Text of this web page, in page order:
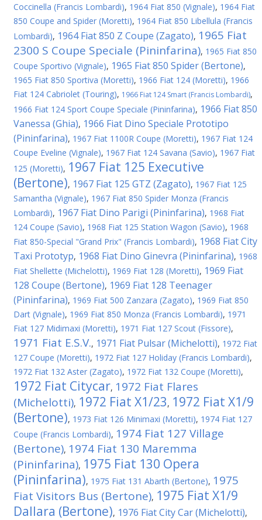
Coccinella (Francis Lombardi), 1964 Fiat 850 (Vignale), 1964 Fiat
850 Coupe and Spider (Moretti), 1964 Fiat 850 Libellula (Francis
Lombardi), 1964 Fiat 850 Z Coupe (Zagato), 1965 Fiat
2300 S Coupe Speciale (Pininfarina), 1965 Fiat 850
Coupe Sportivo (Vignale), 1965 Fiat 850 Spider (Bertone),
1965 Fiat 850 Sportiva (Moretti), 1966 Fiat 124 (Moretti), 1966
Fiat 124 Cabriolet (Touring), 1966 Fiat 124 Smart (Francis Lombardi),
1966 Fiat 124 Sport Coupe Speciale (Pininfarina), 1966 Fiat 850
Vanessa (Ghia), 1966 Fiat Dino Speciale Prototipo
(Pininfarina), 1967 Fiat 1100R Coupe (Moretti), 1967 Fiat 124
Coupe Eveline (Vignale), 1967 Fiat 124 Savana (Savio), 1967 Fiat
125 (Moretti), 1967 Fiat 125 Executive
(Bertone), 1967 Fiat 125 GTZ (Zagato), 1967 Fiat 125
Samantha (Vignale), 1967 Fiat 850 Spider Monza (Francis
Lombardi), 1967 Fiat Dino Parigi (Pininfarina), 1968 Fiat
124 Coupe (Savio), 1968 Fiat 125 Station Wagon (Savio), 1968
Fiat 850-Special "Grand Prix" (Francis Lombardi), 1968 Fiat City
Taxi Prototyp, 1968 Fiat Dino Ginevra (Pininfarina), 1968
Fiat Shellette (Michelotti), 1969 Fiat 128 (Moretti), 1969 Fiat
128 Coupe (Bertone), 1969 Fiat 128 Teenager
(Pininfarina), 1969 Fiat 500 Zanzara (Zagato), 1969 Fiat 850
Dart (Vignale), 1969 Fiat 850 Monza (Francis Lombardi), 1971
Fiat 127 Midimaxi (Moretti), 1971 Fiat 127 Scout (Fissore),
1971 Fiat E.S.V., 1971 Fiat Pulsar (Michelotti), 1972 Fiat
127 Coupe (Moretti), 1972 Fiat 127 Holiday (Francis Lombardi),
1972 Fiat 132 Aster (Zagato), 1972 Fiat 132 Coupe (Moretti),
1972 Fiat Citycar, 1972 Fiat Flares
(Michelotti), 1972 Fiat X1/23, 1972 Fiat X1/9
(Bertone), 1973 Fiat 126 Minimaxi (Moretti), 1974 Fiat 127
Coupe (Francis Lombardi), 1974 Fiat 127 Village
(Bertone), 1974 Fiat 130 Maremma
(Pininfarina), 1975 Fiat 130 Opera
(Pininfarina), 1975 Fiat 131 Abarth (Bertone), 1975
Fiat Visitors Bus (Bertone), 1975 Fiat X1/9
Dallara (Bertone), 1976 Fiat City Car (Michelotti),